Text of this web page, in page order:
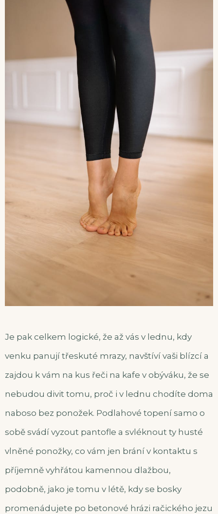
Je pak celkem logické, že až vás v lednu, kdy
venku panují třeskuté mrazy, navštíví vaši blízcí a
zajdou k vám na kus řeči na kafe v obýváku, že se
nebudou divit tomu, proč i v lednu chodíte doma
naboso bez ponožek. Podlahové topení samo o
sobě svádí vyzout pantofle a svléknout ty husté
vlněné ponožky, co vám jen brání v kontaktu s
příjemně vyhřátou kamennou dlažbou,
podobně, jako je tomu v létě, kdy se bosky
promenádujete po betonové hrázi račického jezu